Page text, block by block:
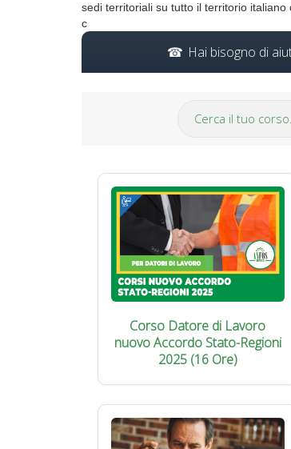
sedi territoriali su tutto il territorio
c
Hai bisogno di
Corso Datore di Lavoro
nuovo Accordo Stato-Regioni
2025 (16 Ore)